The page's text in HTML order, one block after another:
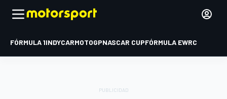
FÓRMULA 1INDYCARMOTOGPNASCAR CUPFÓRMULA EWRC